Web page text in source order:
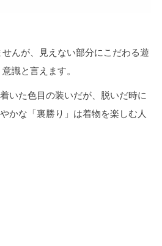
んが、見えない部分にこだわる遊
識と言えます。
いた色目の装いだが、脱いだ時に
かな「裏勝り」は着物を楽しむ人